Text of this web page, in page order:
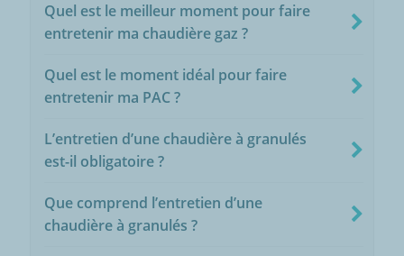
Quel est le meilleur moment pour faire
entretenir ma chaudière gaz ?
Quel est le moment idéal pour faire
entretenir ma PAC ?
L’entretien d’une chaudière à granulés
est-il obligatoire ?
Que comprend l’entretien d’une
chaudière à granulés ?